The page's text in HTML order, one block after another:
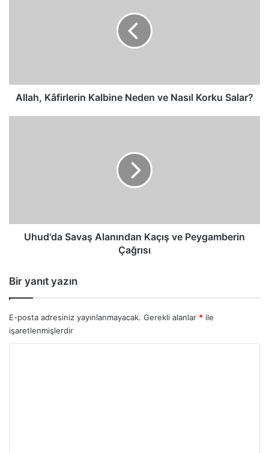
Allah, Kâfirlerin Kalbine Neden ve Nasıl Korku Salar?
Uhud'da Savaş Alanından Kaçış ve Peygamberin
Çağrısı
Bir yanıt yazın
E-posta adresiniz yayınlanmayacak. Gerekli alanlar * ile
işaretlenmişlerdir